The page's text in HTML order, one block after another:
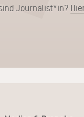
Journalist*in?